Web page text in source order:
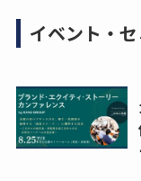
イベント・